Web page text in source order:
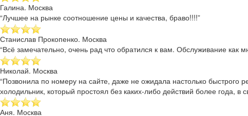
Галина. Москва
“Лучшее на рынке соотношение цены и качества, браво!!!!”
Станислав Прокопенко. Москва
“Всё замечательно, очень рад что обратился к вам. Обслуживание как
Николай. Москва
“Позвонила по номеру на сайте, даже не ожидала настолько быстрого
холодильник, который простоял без каких-либо действий более года,
Аня. Москва